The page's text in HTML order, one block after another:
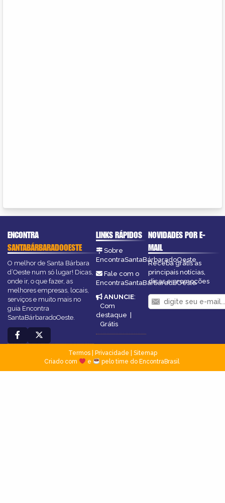
ENCONTRA
SANTABÁRBARADOOESTE
O melhor de Santa Bárbara
d’Oeste num só lugar! Dicas,
onde ir, o que fazer, as
melhores empresas, locais,
serviços e muito mais no
guia Encontra
SantaBárbaradoOeste.
LINKS RÁPIDOS
Sobre
EncontraSantaBárbaradoOeste
Fale com o
EncontraSantaBárbaradoOeste
ANUNCIE:
Com
destaque |
Grátis
NOVIDADES POR E-
MAIL
Receba grátis as
principais notícias,
dicas e promoções
Termos| Privacidade
Sitemap
Criado com
e pelo time do EncontraBrasil